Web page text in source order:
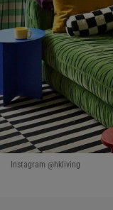
Instagram @hkliving